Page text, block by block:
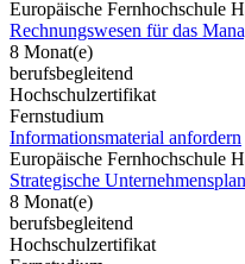
Europäische Fernhochschule
Rechnungswesen für das
8 Monat(e)
berufsbegleitend
Hochschulzertifikat
Fernstudium
Informationsmaterial anfordern
Europäische Fernhochschule
Strategische
8 Monat(e)
berufsbegleitend
Hochschulzertifikat